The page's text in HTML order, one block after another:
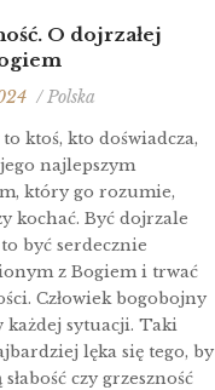
O dojrzałej
/ Polska
ktoś, kto doświadcza,
najlepszym
który go rozumie,
kochać. Być dojrzale
być serdecznie
z Bogiem i trwać
Człowiek bogobojny
każdej sytuacji. Taki
lęka się tego, by
czy grzeszność